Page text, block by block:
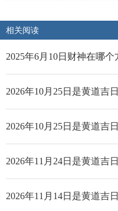
相关阅读
2025年6月10日财神在哪个
2026年10月25日是黄道吉
2026年10月25日是黄道吉
2026年11月24日是黄道吉
2026年11月14日是黄道吉